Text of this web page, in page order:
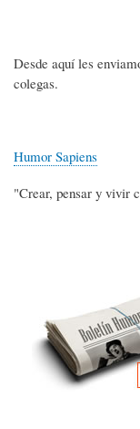
Desde aquí les
colegas.
Humor Sapiens
"Crear, pensar y vivir